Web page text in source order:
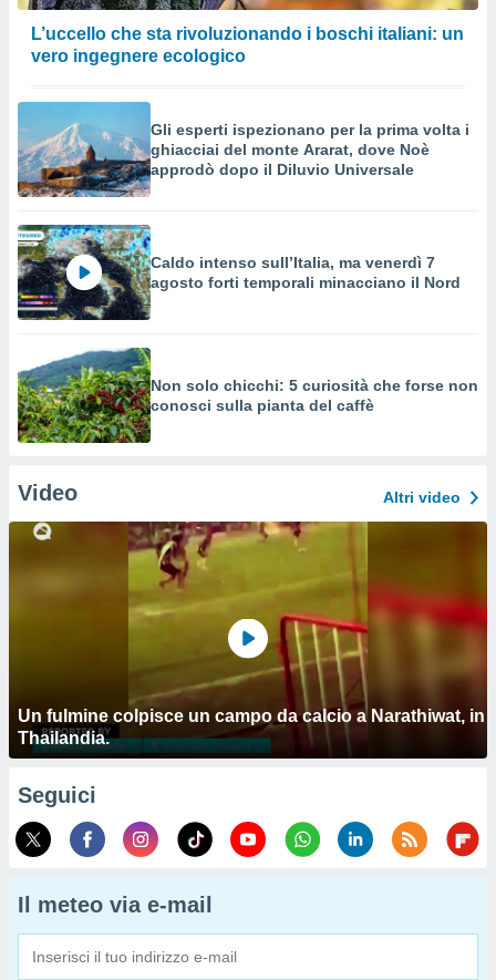
L’uccello che sta rivoluzionando i boschi italiani: un
vero ingegnere ecologico
Gli esperti ispezionano per la prima volta i
ghiacciai del monte Ararat, dove Noè
approdò dopo il Diluvio Universale
Caldo intenso sull’Italia, ma venerdì 7
agosto forti temporali minacciano il Nord
Non solo chicchi: 5 curiosità che forse non
conosci sulla pianta del caffè
Video Altri video
Un fulmine colpisce un campo da calcio a Narathiwat, in
Thailandia.
Seguici
Il meteo via e-mail